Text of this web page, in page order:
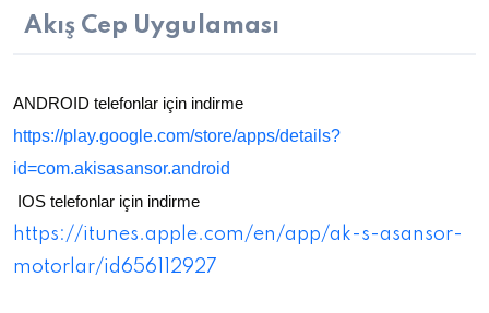
Akış Cep Uygulaması
ANDROID telefonlar için indirme
https://play.google.com/store/apps/details?
id=com.akisasansor.android
IOS telefonlar için indirme
https://itunes.apple.com/en/app/ak-s-asansor-
motorlar/id656112927